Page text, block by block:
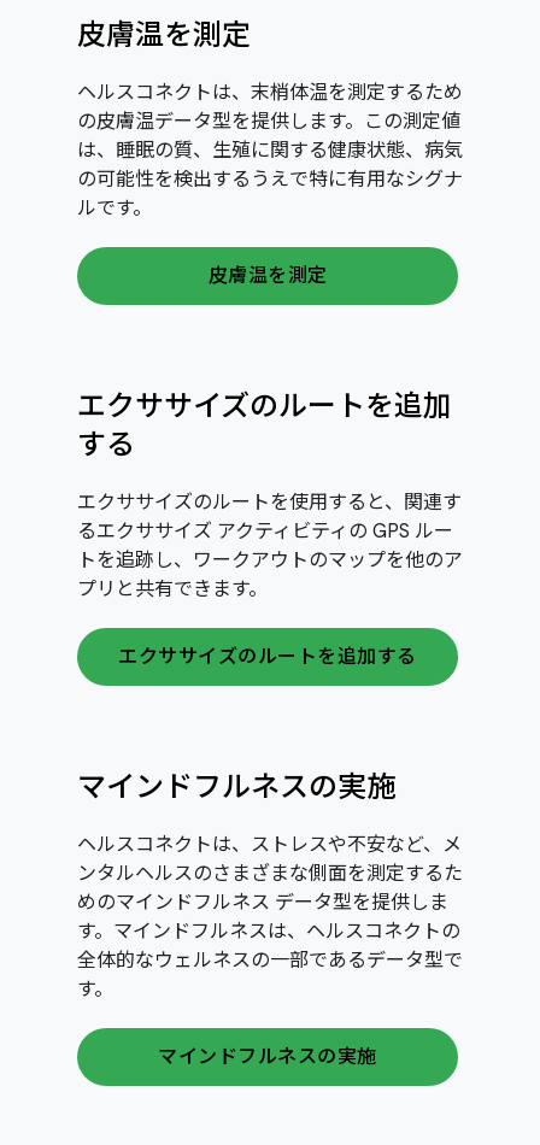
皮膚温を測定
ヘルスコネクトは、末梢体温を測定するため
の皮膚温データ型を提供します。この測定値
は、睡眠の質、生殖に関する健康状態、病気
の可能性を検出するうえで特に有用なシグナ
ルです。
皮膚温を測定
エクササイズのルートを追加
する
エクササイズのルートを使用すると、関連す
るエクササイズ アクティビティの GPS ルー
トを追跡し、ワークアウトのマップを他のア
プリと共有できます。
エクササイズのルートを追加する
マインドフルネスの実施
ヘルスコネクトは、ストレスや不安など、メ
ンタルヘルスのさまざまな側面を測定するた
めのマインドフルネス データ型を提供しま
す。マインドフルネスは、ヘルスコネクトの
全体的なウェルネスの一部であるデータ型で
す。
マインドフルネスの実施